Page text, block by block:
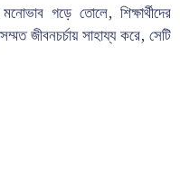
গড়ে তোলে, শিক্ষার্থীদের
জীবনচর্চায় সাহায্য করে, সেটি